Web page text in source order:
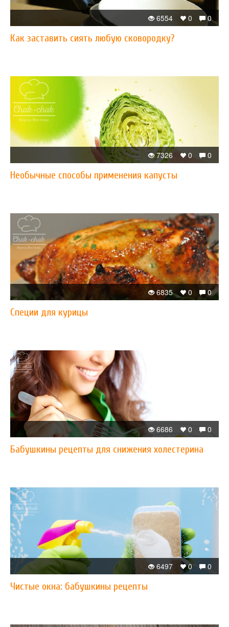
0
0
6554
Как заставить сиять любую сковородку?
0
0
7326
Необычные способы применения капусты
0
0
6835
Специи для курицы
0
0
6686
Бабушкины рецепты для снижения холестерина
0
0
6497
Чистые окна: бабушкины рецепты